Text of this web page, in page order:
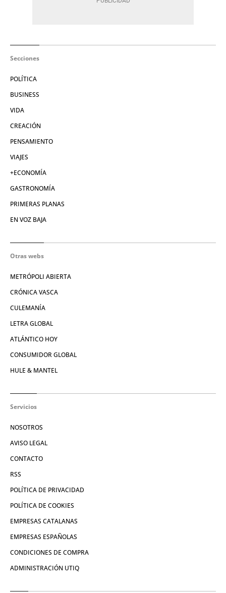
Secciones
POLÍTICA
BUSINESS
VIDA
CREACIÓN
PENSAMIENTO
VIAJES
+ECONOMÍA
GASTRONOMÍA
PRIMERAS PLANAS
EN VOZ BAJA
Otras webs
METRÓPOLI ABIERTA
CRÓNICA VASCA
CULEMANÍA
LETRA GLOBAL
ATLÁNTICO HOY
CONSUMIDOR GLOBAL
HULE & MANTEL
Servicios
NOSOTROS
AVISO LEGAL
CONTACTO
RSS
POLÍTICA DE PRIVACIDAD
POLÍTICA DE COOKIES
EMPRESAS CATALANAS
EMPRESAS ESPAÑOLAS
CONDICIONES DE COMPRA
ADMINISTRACIÓN UTIQ